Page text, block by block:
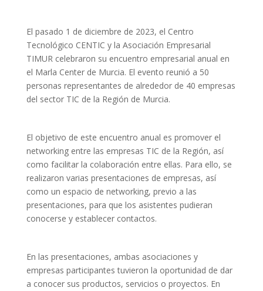
El pasado 1 de diciembre de 2023, el Centro
Tecnológico CENTIC y la Asociación Empresarial
TIMUR celebraron su encuentro empresarial anual en
el Marla Center de Murcia. El evento reunió a 50
personas representantes de alrededor de 40 empresas
del sector TIC de la Región de Murcia.
El objetivo de este encuentro anual es promover el
networking entre las empresas TIC de la Región, así
como facilitar la colaboración entre ellas. Para ello, se
realizaron varias presentaciones de empresas, así
como un espacio de networking, previo a las
presentaciones, para que los asistentes pudieran
conocerse y establecer contactos.
En las presentaciones, ambas asociaciones y
empresas participantes tuvieron la oportunidad de dar
a conocer sus productos, servicios o proyectos. En